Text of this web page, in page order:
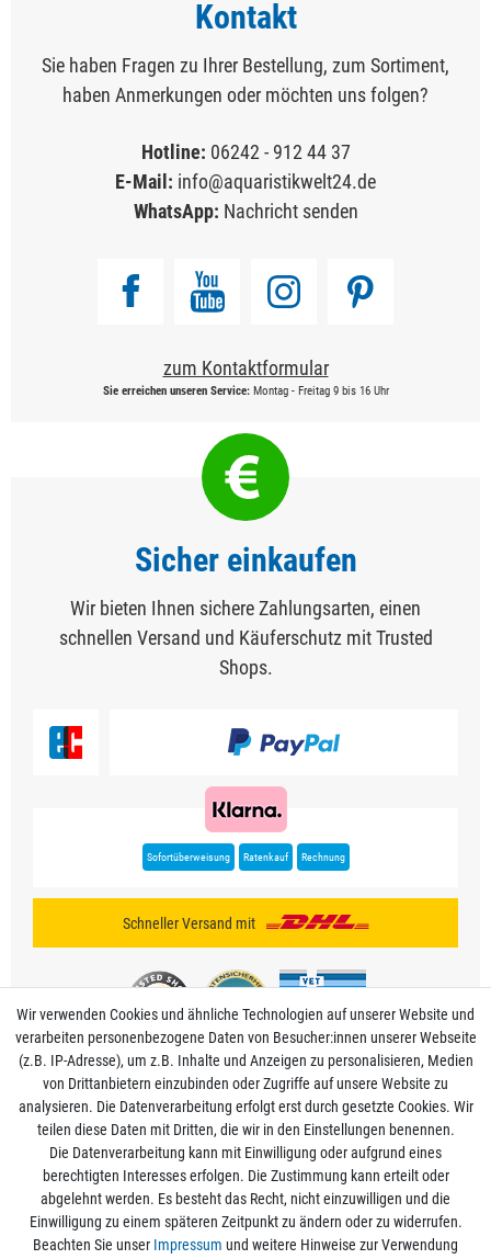
Kontakt
Sie haben Fragen zu Ihrer Bestellung, zum Sortiment,
haben Anmerkungen oder möchten uns folgen?
Hotline: 06242 - 912 44 37
E-Mail: info@aquaristikwelt24.de
WhatsApp: Nachricht senden
zum Kontaktformular
Sie erreichen unseren Service:Montag - Freitag 9 bis 16 Uhr
Sicher einkaufen
Wir bieten Ihnen sichere Zahlungsarten, einen
schnellen Versand und Käuferschutz mit Trusted
Shops.
Sofortüberweisung Ratenkauf Rechnung
Schneller Versand mit
Mein Konto
Informationen
Wir verwenden Cookies und ähnliche Technologien auf unserer Website und
verarbeiten personenbezogene Daten von Besucher:innen unserer Webseite
(z.B. IP-Adresse), um z.B. Inhalte und Anzeigen zu personalisieren, Medien
von Drittanbietern einzubinden oder Zugriffe auf unsere Website zu
analysieren. Die Datenverarbeitung erfolgt erst durch gesetzte Cookies. Wir
teilen diese Daten mit Dritten, die wir in den Einstellungen benennen.
Die Datenverarbeitung kann mit Einwilligung oder aufgrund eines
berechtigten Interesses erfolgen. Die Zustimmung kann erteilt oder
abgelehnt werden. Es besteht das Recht, nicht einzuwilligen und die
Einwilligung zu einem späteren Zeitpunkt zu ändern oder zu widerrufen.
Beachten Sie unser Impressum und weitere Hinweise zur Verwendung